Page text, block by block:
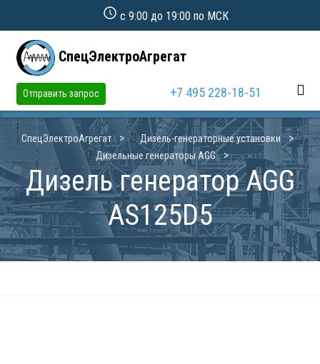
с 9:00 до 19:00 по МСК
СпецЭлектроАгрегат
Отправить запрос +7 495 228-18-51
СпецЭлектроАгрегат
Дизель-генераторные установки
Дизельные генераторы AGG
Дизель генератор AGG
AS125D5